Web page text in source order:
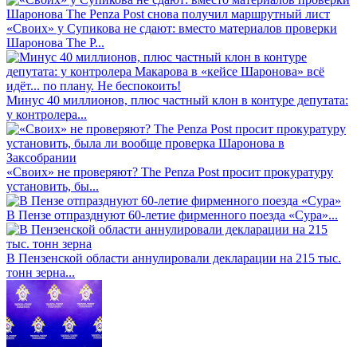
«Своих» у Супикова не сдают: вместо материалов проверки
Шаронова The P...
Минус 40 миллионов, плюс частный клон в контуре депутата:
у контролера...
«Своих» не проверяют? The Penza Post просит прокуратуру
установить, бы...
В Пензе отпразднуют 60-летие фирменного поезда «Сура»...
В Пензенской области аннулировали декларации на 215 тыс.
тонн зерна...